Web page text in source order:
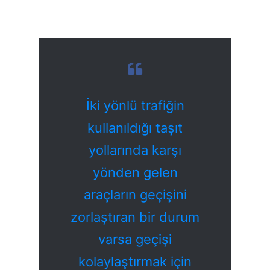
İki yönlü trafiğin
kullanıldığı taşıt
yollarında karşı
yönden gelen
araçların geçişini
zorlaştıran bir durum
varsa geçişi
kolaylaştırmak için